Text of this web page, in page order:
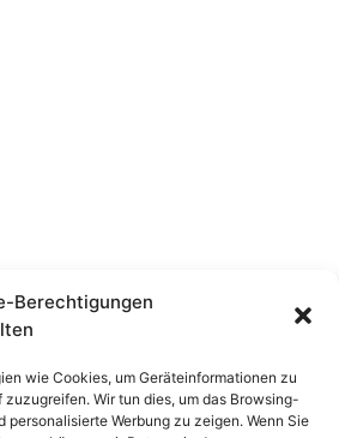
Berechtigungen
wie Cookies, um Geräteinformationen zu
Wir tun dies, um das Browsing-
personalisierte Werbung zu zeigen. Wenn Sie